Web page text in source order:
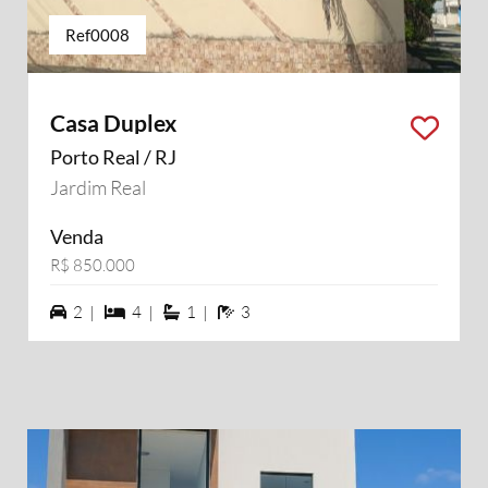
Ref0008
Casa Duplex
Porto Real / RJ
Jardim Real
Venda
R$ 850.000
2 vagas na garagem
2 | 4 dormiórios
4 | 1 suítes
1 | 3 banheiros
3